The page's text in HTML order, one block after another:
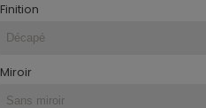
Finition
Miroir